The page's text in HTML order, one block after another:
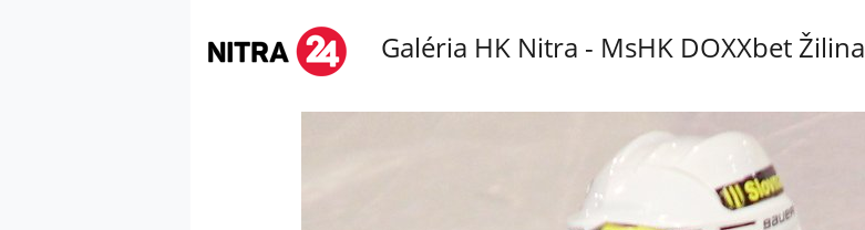
Galéria HK Nitra - MsHK DOXXbet Žilina